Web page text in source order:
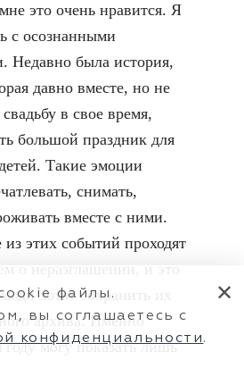
это очень нравится. Я
с осознанными
Недавно была история,
давно вместе, но не
в свое время,
большой праздник для
Такие эмоции
снимать,
вместе с ними.
этих событий проходят
хотят сохранить их
архива. Именно
году могу показать лишь
файлы.
вы соглашаетесь с
конфиденциальности.
✕